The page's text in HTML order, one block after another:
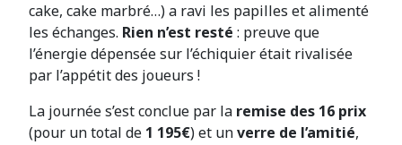
cake, cake marbré…) a ravi les papilles et alimenté
les échanges. Rien n’est resté : preuve que
l’énergie dépensée sur l’échiquier était rivalisée
par l’appétit des joueurs !
La journée s’est conclue par la remise des 16 prix
(pour un total de 1 195€) et unverre de l’amitié,